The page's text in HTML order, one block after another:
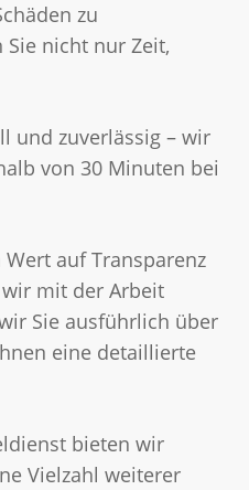
zu
Sie nicht nur Zeit,
und zuverlässig – wir
von 30 Minuten bei
auf Transparenz
mit der Arbeit
Sie ausführlich über
eine detaillierte
bieten wir
Vielzahl weiterer